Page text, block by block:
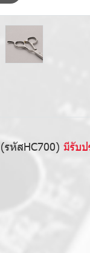
รหัสHC700) มีรับ